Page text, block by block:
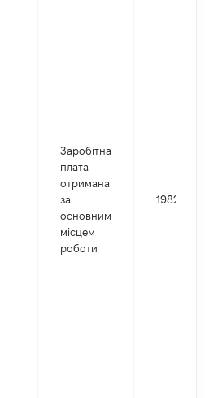
Заробітна
плата
отримана
за
основним
місцем
роботи
198256